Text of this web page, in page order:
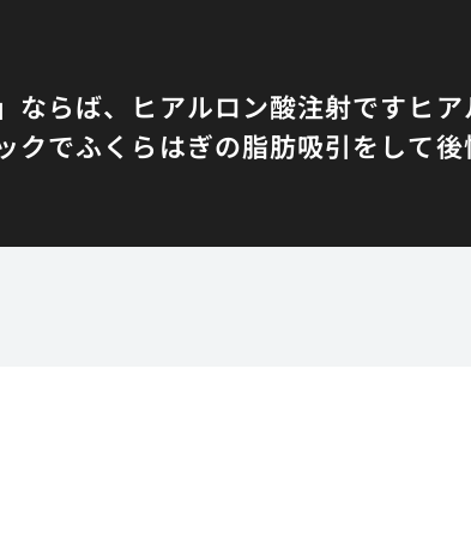
ならば、ヒアルロン酸注射ですヒ
クでふくらはぎの脂肪吸引をして後